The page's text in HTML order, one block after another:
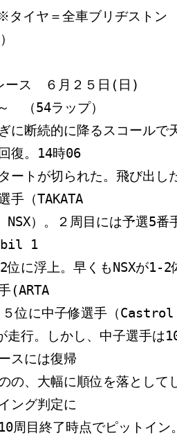
ース　６月２５日(日)
　（54ラップ）
に断続的に降るスコールで
復。14時06
ートが切られた。飛び出し
手（TAKATA
1
位に浮上。早くもNSXが1-
(ARTA
５位に中子修選手（
走行。しかし、中子選手は
スには復帰
の、大幅に順位を落として
ング判定に
周目終了時点でピットイ